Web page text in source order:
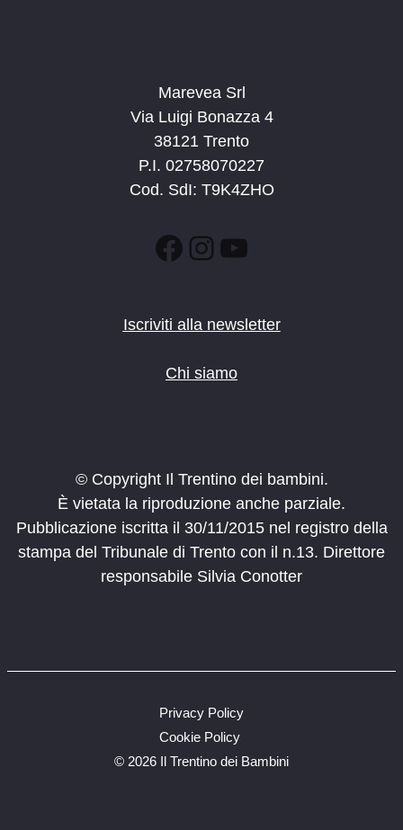
Marevea Srl
Via Luigi Bonazza 4
38121 Trento
P.I. 02758070227
Cod. SdI: T9K4ZHO
Facebook
Instagram
YouTube
Iscriviti alla newsletter
Chi siamo
© Copyright Il Trentino dei bambini.
È vietata la riproduzione anche parziale.
Pubblicazione iscritta il 30/11/2015 nel registro della
stampa del Tribunale di Trento con il n.13. Direttore
responsabile Silvia Conotter
© 2026 Il Trentino dei Bambini
Privacy Policy
Cookie Policy